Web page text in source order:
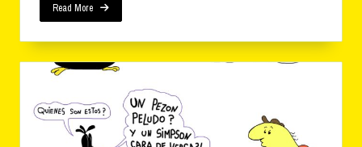
Read More